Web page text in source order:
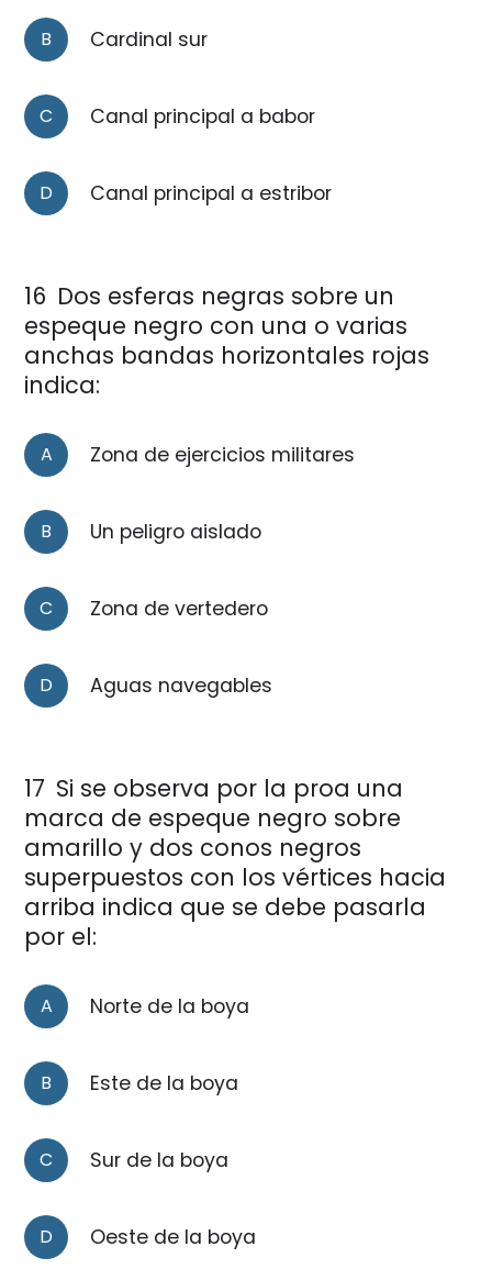
B Cardinal sur
C Canal principal a babor
D Canal principal a estribor
16 Dos esferas negras sobre un
espeque negro con una o varias
anchas bandas horizontales rojas
indica:
A Zona de ejercicios militares
B Un peligro aislado
C Zona de vertedero
D Aguas navegables
17 Si se observa por la proa una
marca de espeque negro sobre
amarillo y dos conos negros
superpuestos con los vértices hacia
arriba indica que se debe pasarla
por el:
A Norte de la boya
B Este de la boya
C Sur de la boya
D Oeste de la boya